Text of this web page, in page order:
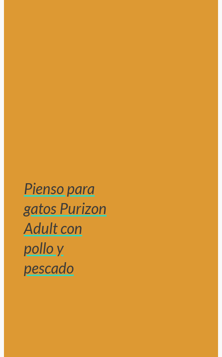
Pienso para
gatos Purizon
Adult con
pollo y
pescado